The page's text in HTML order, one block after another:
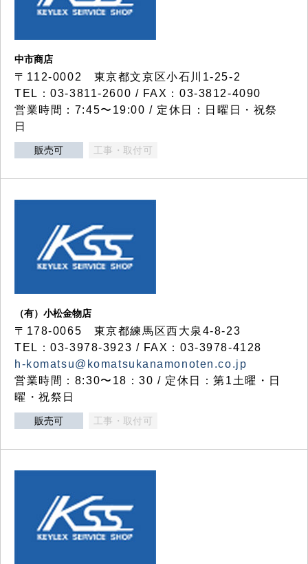
中市商店
〒112-0002 東京都文京区小石川1-25-2
TEL：03-3811-2600 / FAX：03-3812-4090
営業時間：7:45〜19:00 / 定休日：日曜日・祝祭
日
販売可 工事・取付可
（有）小松金物店
〒178-0065 東京都練馬区西大泉4-8-23
TEL：03-3978-3923 / FAX：03-3978-4128
h-komatsu@komatsukanamonoten.co.jp
営業時間：8:30〜18：30 / 定休日：第1土曜・日
曜・祝祭日
販売可 工事・取付可